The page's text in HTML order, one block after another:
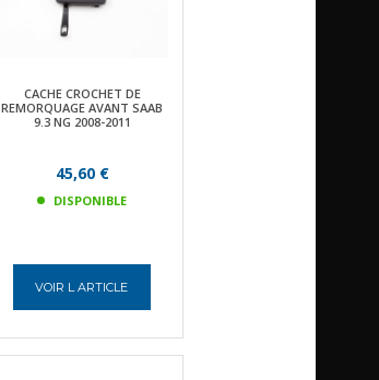
CACHE CROCHET DE
REMORQUAGE AVANT SAAB
9.3 NG 2008-2011
45,60 €
DISPONIBLE
VOIR L ARTICLE